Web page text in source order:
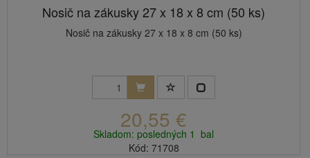
Nosič na zákusky 27 x 18 x 8 cm (50 ks)
Nosič na zákusky 27 x 18 x 8 cm (50 ks)
20,55 €
Skladom: posledných 1 bal
Kód: 71708